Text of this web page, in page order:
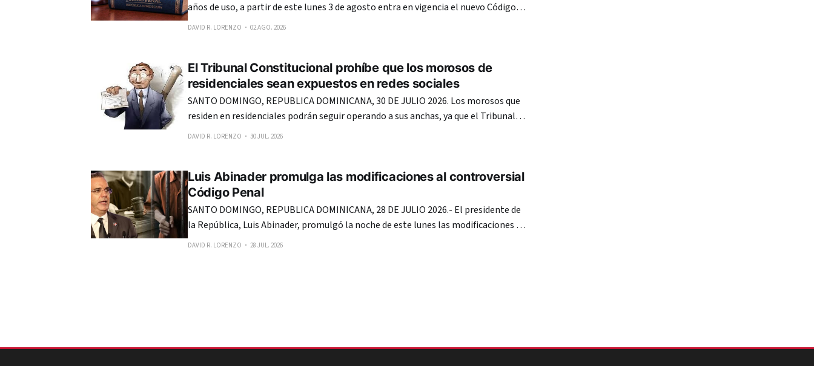
años de uso, a partir de este lunes 3 de agosto entra en vigencia el nuevo Código
Penal de República Dominicana, promulgado mediante la Ley 74-25. Tras más de
DAVID R. LORENZO 02 AGO. 2026
El Tribunal Constitucional prohíbe que los morosos de
residenciales sean expuestos en redes sociales
SANTO DOMINGO, REPUBLICA DOMINICANA, 30 DE JULIO 2026. Los morosos que
residen en residenciales podrán seguir operando a sus anchas, ya que el Tribunal
Constitucional (TC) les ha dado luz verde para no ser expuestos. Las juntas de
DAVID R. LORENZO 30 JUL. 2026
Luis Abinader promulga las modificaciones al controversial
Código Penal
SANTO DOMINGO, REPUBLICA DOMINICANA, 28 DE JULIO 2026.- El presidente de
la República, Luis Abinader, promulgó la noche de este lunes las modificaciones al
Código Penal, aprobadas la semana pasada tras un rápido paso por ambas
DAVID R. LORENZO 28 JUL. 2026